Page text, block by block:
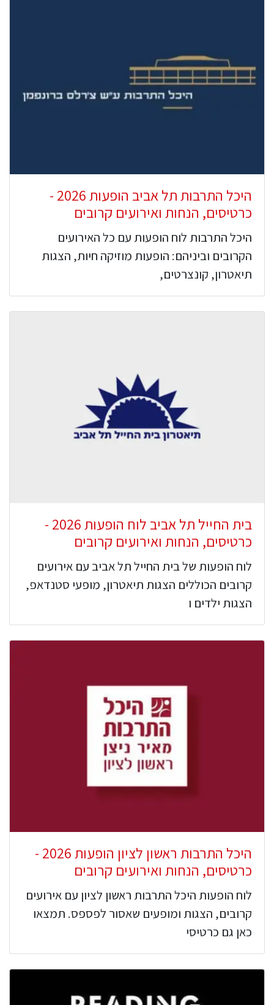
היכל התרבות תל אביב הופעות 2026 -
כרטיסים, הנחות ואירועים קרובים
היכל התרבות לוח הופעות עם כל האירועים
הקרובים וביניהם: הופעות מוזיקה חיות, הצגות
תיאטרון, קונצרטים,
בית החייל תל אביב לוח הופעות 2026 -
כרטיסים, הנחות ואירועים קרובים
לוח הופעות של בית החייל תל אביב עם אירועים
קרובים הכוללים הצגות תיאטרון, מופעי סטנדאפ,
הצגות ילדים ו
היכל התרבות ראשון לציון הופעות 2026 -
כרטיסים, הנחות ואירועים קרובים
לוח הופעות היכל התרבות ראשון לציון עם אירועים
קרובים, הצגות ומופעים שאסור לפספס. תמצאו
כאן גם כרטיסי